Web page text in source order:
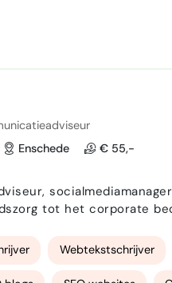
Enschede € 55,-
tot het corporate
echt tot leven komen…
Webtekstschrijver